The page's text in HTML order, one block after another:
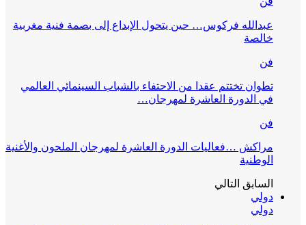
عبدالله فركوس… حين يتحول الإبداع إلى بصمة فنية مغربية
خالصة
فن
تطوان تختتم عقدا من الاحتفاء بالشباب السينمائي العالمي
في الدورة العاشرة لمهرجان…
فن
مراكش …فعاليات الدورة العاشرة لمهرجان الملحون والأغنية
الوطنية
السابق التالي
دولي
دولي